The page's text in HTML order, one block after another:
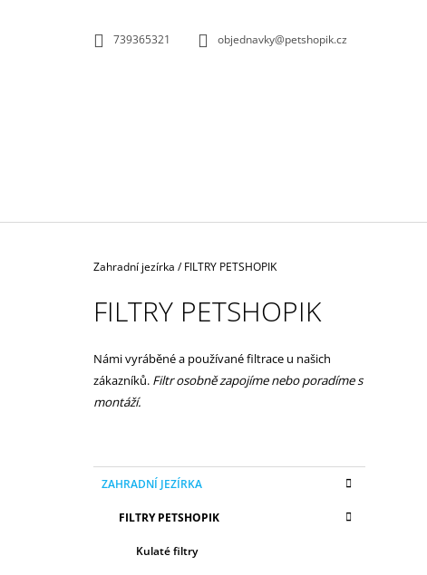
739365321 objednavky@petshopik.cz
Domů
Zahradní jezírka / FILTRY PETSHOPIK
FILTRY PETSHOPIK
Námi vyráběné a používané filtrace u našich
zákazníků. Filtr osobně zapojíme nebo poradíme s
montáží.
kategorie
K
AZAHRADNÍ JEZÍRKA
FILTRY PETSHOPIK
Kulaté filtry
BIOKULIČKY 42MM/1KS
1,45 Kč